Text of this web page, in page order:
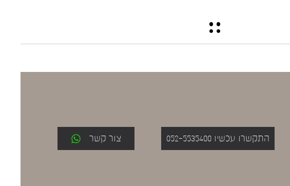
התקשרו עכשיו 052-5535400 צור קשר